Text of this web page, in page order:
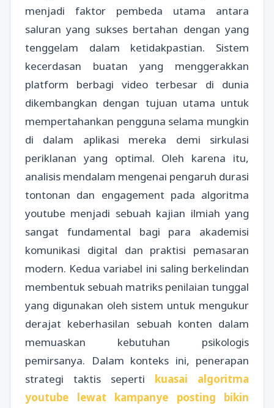
menjadi faktor pembeda utama antara
saluran yang sukses bertahan dengan yang
tenggelam dalam ketidakpastian. Sistem
kecerdasan buatan yang menggerakkan
platform berbagi video terbesar di dunia
dikembangkan dengan tujuan utama untuk
mempertahankan pengguna selama mungkin
di dalam aplikasi mereka demi sirkulasi
periklanan yang optimal. Oleh karena itu,
analisis mendalam mengenai pengaruh durasi
tontonan dan engagement pada algoritma
youtube menjadi sebuah kajian ilmiah yang
sangat fundamental bagi para akademisi
komunikasi digital dan praktisi pemasaran
modern. Kedua variabel ini saling berkelindan
membentuk sebuah matriks penilaian tunggal
yang digunakan oleh sistem untuk mengukur
derajat keberhasilan sebuah konten dalam
memuaskan kebutuhan psikologis
pemirsanya. Dalam konteks ini, penerapan
strategi taktis seperti kuasai algoritma
youtube lewat kampanye posting bikin